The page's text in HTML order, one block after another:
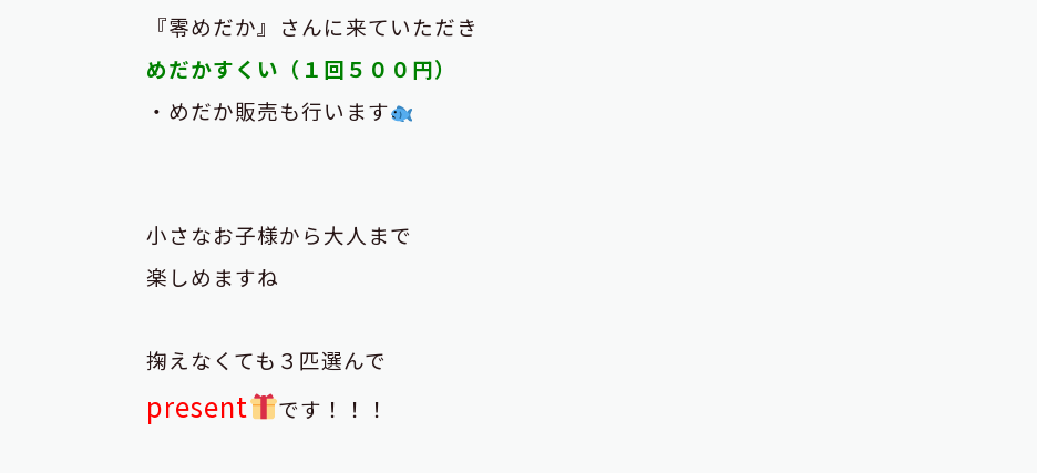
『零めだか』さんに来ていただき
めだかすくい（１回５００円）
・めだか販売も行います
小さなお子様から大人まで
楽しめますね
掬えなくても３匹選んで
present です！！！